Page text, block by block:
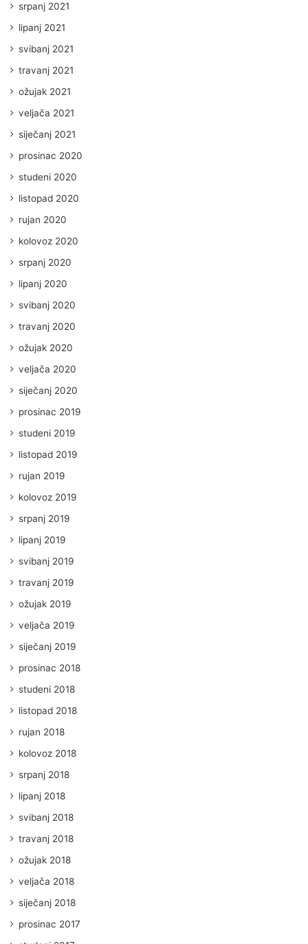
srpanj 2021
lipanj 2021
svibanj 2021
travanj 2021
ožujak 2021
veljača 2021
siječanj 2021
prosinac 2020
studeni 2020
listopad 2020
rujan 2020
kolovoz 2020
srpanj 2020
lipanj 2020
svibanj 2020
travanj 2020
ožujak 2020
veljača 2020
siječanj 2020
prosinac 2019
studeni 2019
listopad 2019
rujan 2019
kolovoz 2019
srpanj 2019
lipanj 2019
svibanj 2019
travanj 2019
ožujak 2019
veljača 2019
siječanj 2019
prosinac 2018
studeni 2018
listopad 2018
rujan 2018
kolovoz 2018
srpanj 2018
lipanj 2018
svibanj 2018
travanj 2018
ožujak 2018
veljača 2018
siječanj 2018
prosinac 2017